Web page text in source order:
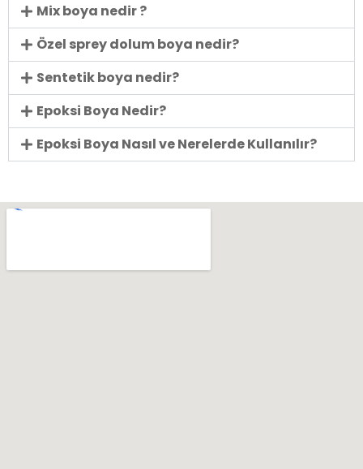
Mix boya nedir ?
Özel sprey dolum boya nedir?
Sentetik boya nedir?
Epoksi Boya Nedir?
Epoksi Boya Nasıl ve Nerelerde Kullanılır?